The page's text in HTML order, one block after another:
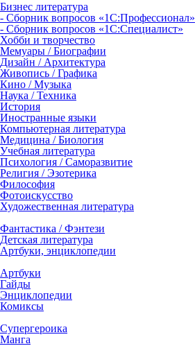
Бизнес литература
- Сборник вопросов «1С:Профессионал»
- Сборник вопросов «1С:Специалист»
Хобби и творчество
Мемуары / Биографии
Дизайн / Архитектура
Живопись / Графика
Кино / Музыка
Наука / Техника
История
Иностранные языки
Компьютерная литература
Медицина / Биология
Учебная литература
Психология / Саморазвитие
Религия / Эзотерика
Философия
Фотоискусство
Художественная литература
Фантастика / Фэнтези
Детская литература
Артбуки, энциклопедии
Артбуки
Гайды
Энциклопедии
Комиксы
Супергероика
Манга